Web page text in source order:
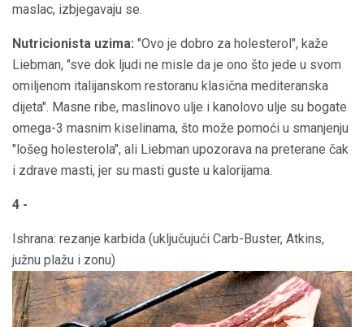
maslac, izbjegavaju se.
Nutricionista uzima: "Ovo je dobro za holesterol", kaže
Liebman, "sve dok ljudi ne misle da je ono što jede u svom
omiljenom italijanskom restoranu klasična mediteranska
dijeta". Masne ribe, maslinovo ulje i kanolovo ulje su bogate
omega-3 masnim kiselinama, što može pomoći u smanjenju
"lošeg holesterola", ali Liebman upozorava na preterane čak
i zdrave masti, jer su masti guste u kalorijama.
4 -
Ishrana: rezanje karbida (uključujući Carb-Buster, Atkins,
južnu plažu i zonu)